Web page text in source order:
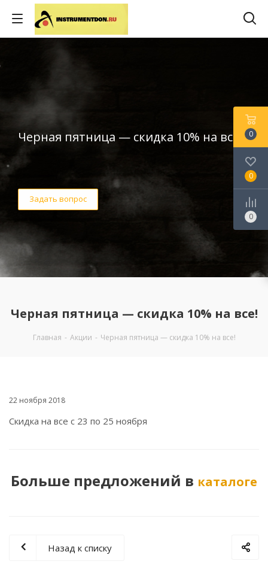
Черная пятница — скидка 10% на все!
Задать вопрос
Черная пятница — скидка 10% на все!
Главная - Акции - Черная пятница — скидка 10% на все!
22 ноября 2018
Скидка на все с 23 по 25 ноября
Больше предложений в каталоге
Назад к списку
0
0
0